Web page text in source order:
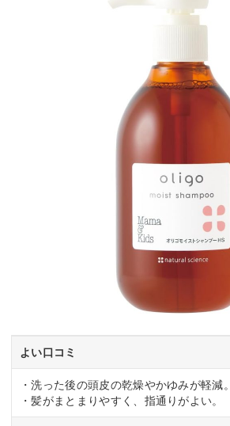
よい口コミ
・洗った後の頭皮の乾燥やかゆみが軽減。
・髪がまとまりやすく、指通りがよい。